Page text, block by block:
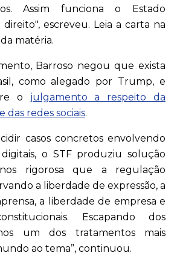
Assim funciona o Estado
escreveu. Leia a carta na
matéria.
Barroso negou que exista
como alegado por Trump, e
o julgamento a respeito da
das redes sociais.
casos concretos envolvendo
o STF produziu solução
rigorosa que a regulação
a liberdade de expressão, a
a liberdade de empresa e
Escapando dos
um dos tratamentos mais
ao tema”, continuou.